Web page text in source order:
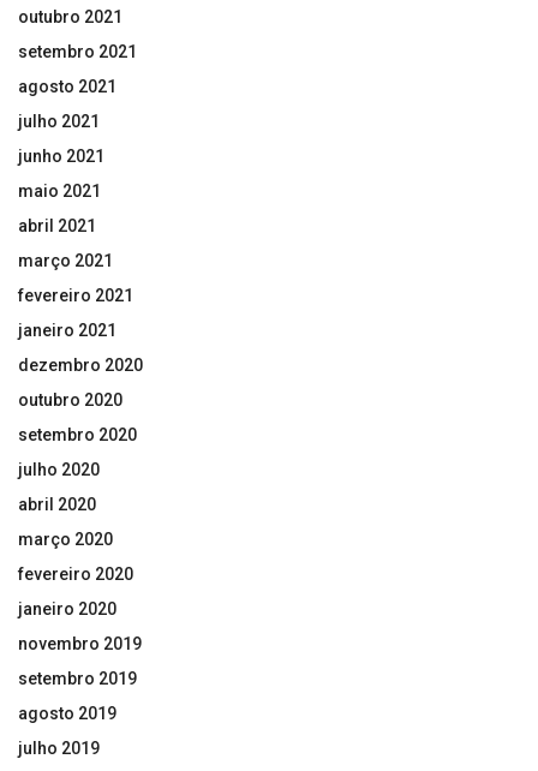
outubro 2021
setembro 2021
agosto 2021
julho 2021
junho 2021
maio 2021
abril 2021
março 2021
fevereiro 2021
janeiro 2021
dezembro 2020
outubro 2020
setembro 2020
julho 2020
abril 2020
março 2020
fevereiro 2020
janeiro 2020
novembro 2019
setembro 2019
agosto 2019
julho 2019